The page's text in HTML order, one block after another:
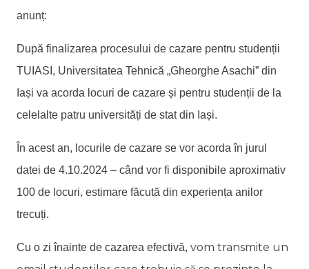
anunț:
După finalizarea procesului de cazare pentru studenții
TUIASI, Universitatea Tehnică „Gheorghe Asachi” din
Iași va acorda locuri de cazare și pentru studenții de la
celelalte patru universități de stat din Iași.
În acest an, locurile de cazare se vor acorda în jurul
datei de 4.10.2024 – când vor fi disponibile aproximativ
100 de locuri, estimare făcută din experiența anilor
trecuți.
Cu o zi înainte de cazarea efectivă, vom transmite un